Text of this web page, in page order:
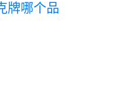
牌哪个品